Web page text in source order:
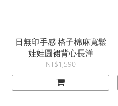
日無印手感 格子棉麻寬鬆
娃娃圓裙背心長洋
NT$1,590